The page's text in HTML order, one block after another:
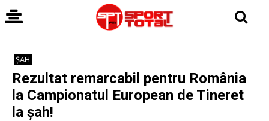
ȘAH
Rezultat remarcabil pentru România
la Campionatul European de Tineret
la șah!